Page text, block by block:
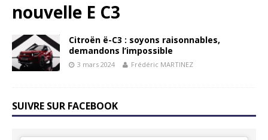
nouvelle E C3
Citroën ë-C3 : soyons raisonnables,
demandons l’impossible
3 mars 2024 Frédéric MARTINEZ
SUIVRE SUR FACEBOOK